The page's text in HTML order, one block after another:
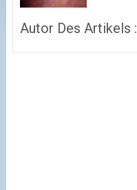
Autor Des Artikels :